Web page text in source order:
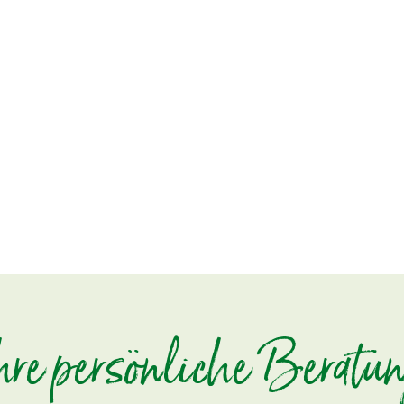
persönliche